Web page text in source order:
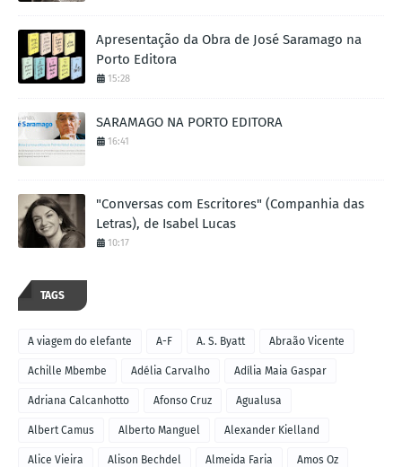
Apresentação da Obra de José Saramago na
Porto Editora
15:28
SARAMAGO NA PORTO EDITORA
16:41
"Conversas com Escritores" (Companhia das
Letras), de Isabel Lucas
10:17
TAGS
A viagem do elefante A-F A. S. Byatt Abraão Vicente
Achille Mbembe Adélia Carvalho Adília Maia Gaspar
Adriana Calcanhotto Afonso Cruz Agualusa
Albert Camus Alberto Manguel Alexander Kielland
Alice Vieira Alison Bechdel Almeida Faria Amos Oz